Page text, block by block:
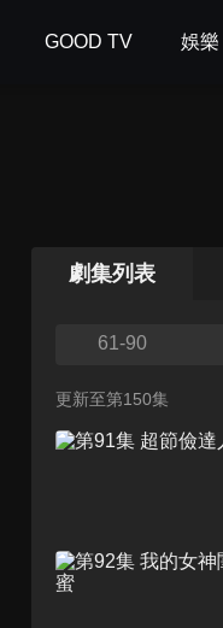
GOOD TV 娛樂
劇集列表
61-90
更新至第150集